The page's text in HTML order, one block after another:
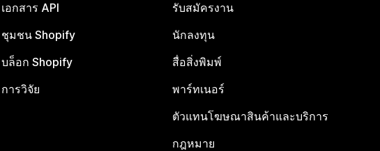
เอกสาร API
ชุมชน Shopify
บล็อก Shopify
การวิจัย
รับสมัครงาน
นักลงทุน
สื่อสิ่งพิมพ์
พาร์ทเนอร์
ตัวแทนโฆษณาสินค้าและบริการ
กฎหมาย